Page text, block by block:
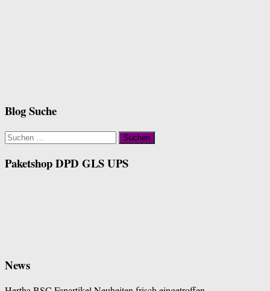
Blog Suche
Suchen
nach:
Paketshop DPD GLS UPS
News